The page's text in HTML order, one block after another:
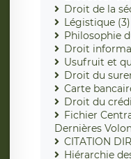
Droit de la
Légistique (3)
Philosophie
Droit
Usufruit et
Droit du
Carte
Droit du
Fichier
Dernières
CITATION
Hiérarchie